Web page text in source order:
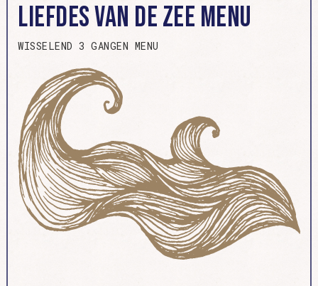
Liefdes van de Zee
WISSELEND 3 GANGEN MENU